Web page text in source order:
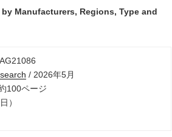
Manufacturers, Regions, Type and
/ 2026年5月
100ページ
）